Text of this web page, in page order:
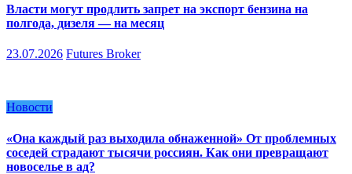
Власти могут продлить запрет на экспорт бензина на
полгода, дизеля — на месяц
23.07.2026 Futures Broker
Новости
«Она каждый раз выходила обнаженной» От проблемных
соседей страдают тысячи россиян. Как они превращают
новоселье в ад?